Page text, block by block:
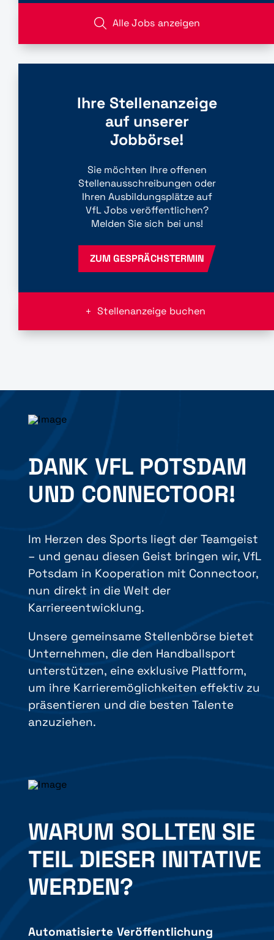
Alle Jobs anzeigen
Ihre Stellenanzeige
auf unserer
Jobbörse!
Sie möchten Ihre offenen
Stellenausschreibungen oder
Ihren Ausbildungsplätze auf
VfL Jobs veröffentlichen?
Melden Sie sich bei uns!
ZUM GESPRÄCHSTERMIN
Stellenanzeige buchen
DANK VFL POTSDAM
UND CONNECTOOR!
Im Herzen des Sports liegt der Teamgeist
– und genau diesen Geist bringen wir, VfL
Potsdam in Kooperation mit Connectoor,
nun direkt in die Welt der
Karriereentwicklung.
Unsere gemeinsame Stellenbörse bietet
Unternehmen, die den Handballsport
unterstützen, eine exklusive Plattform,
um ihre Karrieremöglichkeiten effektiv zu
präsentieren und die besten Talente
anzuziehen.
WARUM SOLLTEN SIE
TEIL DIESER INITATIVE
WERDEN?
Automatisierte Veröffentlichung